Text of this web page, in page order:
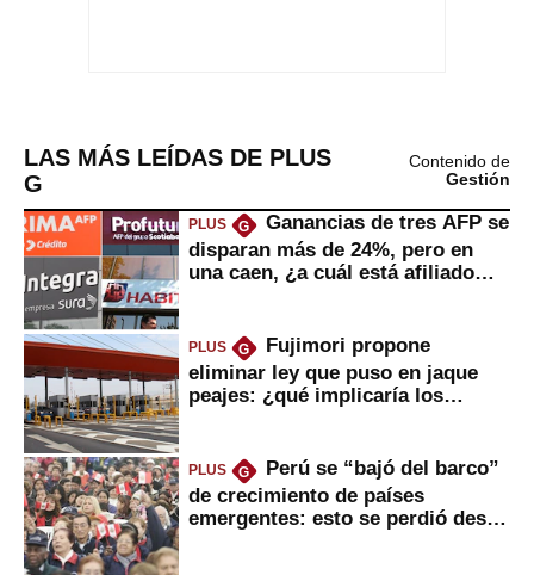
LAS MÁS LEÍDAS DE PLUS
G
Contenido de
Gestión
PLUS G
Ganancias de tres AFP se
disparan más de 24%, pero en
una caen, ¿a cuál está afiliado
PLUS G
Fujimori propone
eliminar ley que puso en jaque
peajes: ¿qué implicaría los
PLUS G
Perú se “bajó del barco”
de crecimiento de países
emergentes: esto se perdió desde